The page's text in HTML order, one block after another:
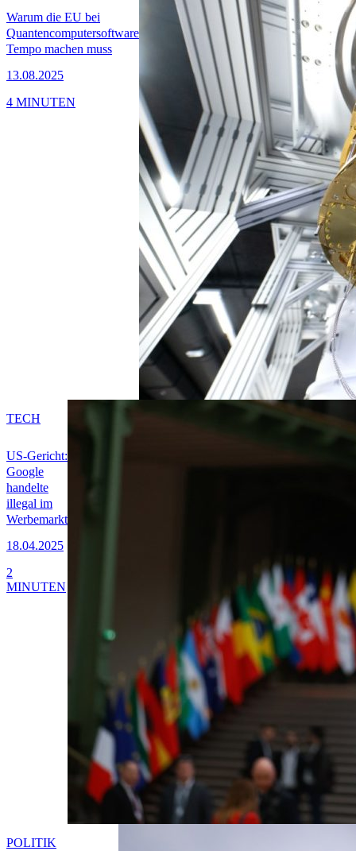
Warum die EU bei
Quantencomputersoftware
Tempo machen muss
13.08.2025
4 MINUTEN
US-Gericht:
Google
handelte
illegal im
Werbemarkt
18.04.2025
TECH
2
MINUTEN
POLITIK